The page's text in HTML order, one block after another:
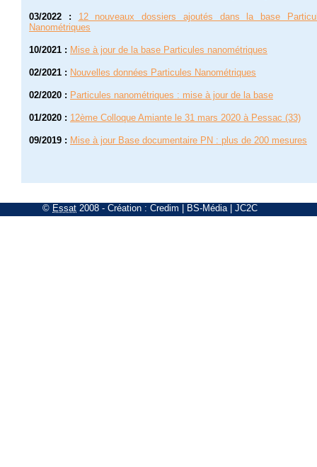
03/2022 :
12 nouveaux dossiers ajoutés dans la base
Nanométriques
10/2021 : Mise à jour de la base Particules nanométriques
02/2021 : Nouvelles données Particules Nanométriques
02/2020 : Particules nanométriques : mise à jour de la base
01/2020 : 12ème Colloque Amiante le 31 mars 2020 à Pessac (33)
09/2019 : Mise à jour Base documentaire PN : plus de 200 mesures
© Essat 2008 - Création : Credim BS-Média| JC2C